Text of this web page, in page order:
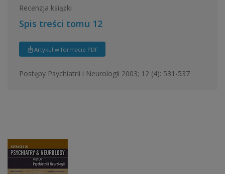
Recenzja książki
Spis treści tomu 12
Artykuł w formacie PDF
Postępy Psychiatrii i Neurologii 2003; 12 (4): 531-537